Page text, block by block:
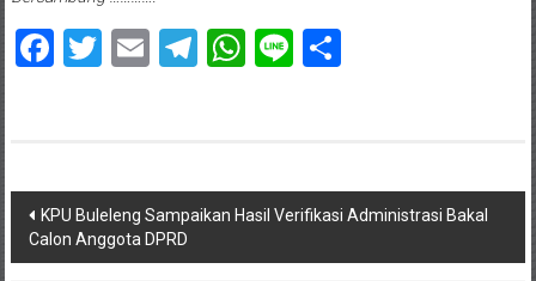
Facebook
Twitter
EmailTelegram
WhatsApp
LineShare
Navigasi
pos
KPU Buleleng Sampaikan Hasil Verifikasi Administrasi Bakal
Calon Anggota DPRD